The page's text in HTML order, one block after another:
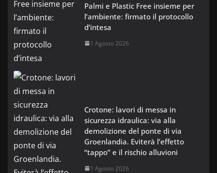
Palmi e Plastic Free insieme per
l’ambiente: firmato il protocollo
d’intesa
1 Agosto 2026
Crotone: lavori di messa in
sicurezza idraulica: via alla
demolizione del ponte di via
Groenlandia. Eviterà l’effetto
“tappo” e il rischio alluvioni
1 Agosto 2026